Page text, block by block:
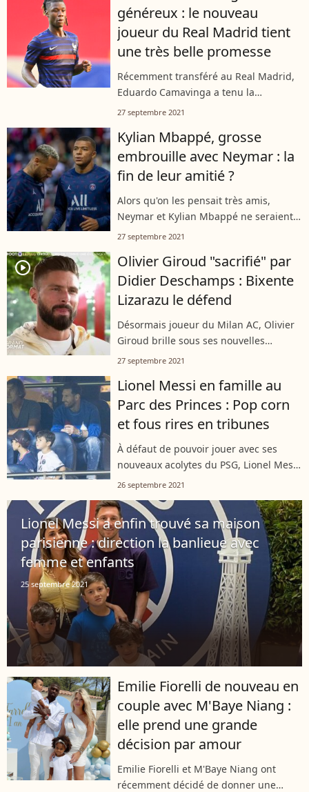
star,...
généreux : le nouveau
joueur du Real Madrid tient
une très belle promesse
Récemment transféré au Real Madrid,
Eduardo Camavinga a tenu la
promesse qu'il avait faite à son ancien
compte Instagram, le jeune sportif a
fait...
27 septembre 2021
Kylian Mbappé, grosse
embrouille avec Neymar : la
fin de leur amitié ?
Alors qu'on les pensait très amis,
Neymar et Kylian Mbappé ne seraient-il
finalement que de simples coéquipiers
propos tenus par l'international...
27 septembre 2021
player2
Olivier Giroud "sacrifié" par
Didier Deschamps : Bixente
Lizarazu le défend
Désormais joueur du Milan AC, Olivier
Giroud brille sous ses nouvelles
couleurs. De quoi donner des regrets à
Didier Deschamps et la façon dont...
27 septembre 2021
Lionel Messi en famille au
Parc des Princes : Pop corn
et fous rires en tribunes
À défaut de pouvoir jouer avec ses
nouveaux acolytes du PSG, Lionel Messi
les a soutenus depuis les tribunes du
épouse et ses enfants, le joueur...
26 septembre 2021
Lionel Messi a enfin trouvé sa maison
parisienne : direction la banlieue avec
femme et enfants
25 septembre 2021
Emilie Fiorelli de nouveau en
couple avec M'Baye Niang :
elle prend une grande
décision par amour
Emilie Fiorelli et M'Baye Niang ont
récemment décidé de donner une